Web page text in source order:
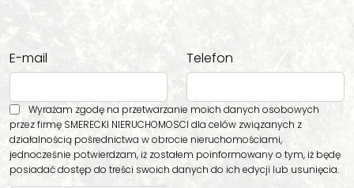
E-mail Telefon
Wyrażam zgodę na przetwarzanie moich danych osobowych
przez firmę SMERECKI NIERUCHOMOSCI dla celów związanych z
działalnością pośrednictwa w obrocie nieruchomościami,
jednocześnie potwierdzam, iż zostałem poinformowany o tym, iż będę
posiadać dostęp do treści swoich danych do ich edycji lub usunięcia.